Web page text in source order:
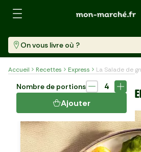
Recherche
On vous livre où ?
Accueil Recettes Express
La Salade de
LA SALADE DE GNOCCHI,
Nombre de portions
4
Ajouter